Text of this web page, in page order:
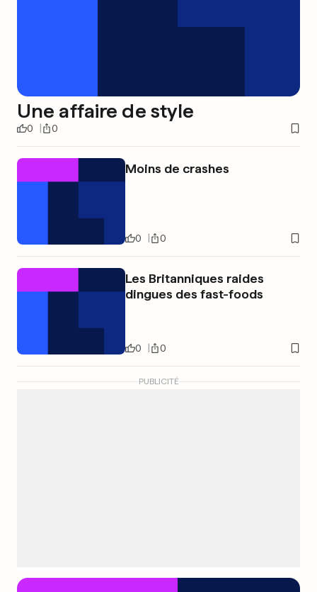
Une affaire de style
0 0
Moins de crashes
0 0
Les Britanniques raides
dingues des fast-foods
0 0
PUBLICITÉ